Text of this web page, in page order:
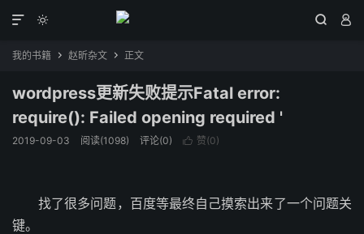
  

我的书籍  赵昕杂文  正文
wordpress更新失败提示Fatal error:
require(): Failed opening required '
2019-09-03 阅读(1098) 评论(0)  赞(0)
找了很多问题，百度等最终自己摸索出来了一个问题关
键。